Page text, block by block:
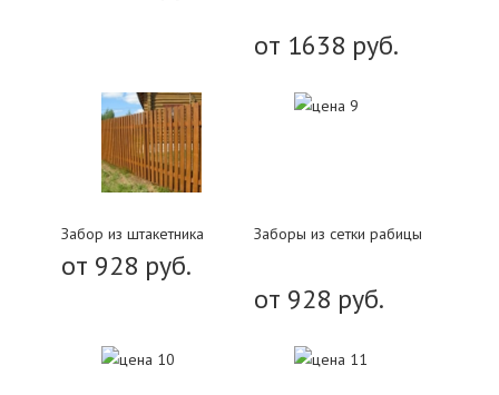
от 1638 руб.
Забор из штакетника
от 928 руб.
Заборы из сетки рабицы
от 928 руб.